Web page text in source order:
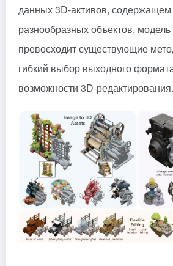
данных 3D-активов, содержащем
разнообразных объектов, модель
превосходит существующие
гибкий выбор выходного
возможности 3D-редактирования.